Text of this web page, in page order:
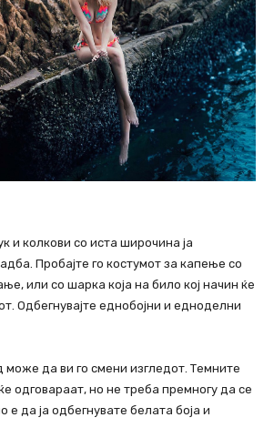
и колкови со иста широчина ја
Пробајте го костумот за капење со
или со шарка која на било кој начин ќе
Одбегнувајте еднобојни и едноделни
може да ви го смени изгледот. Темните
одговараат, но не треба премногу да се
е да ја одбегнувате белата боја и